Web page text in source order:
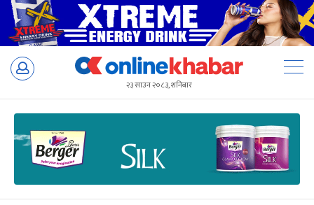
Skip
२३ साउन २०८३, शनिबार